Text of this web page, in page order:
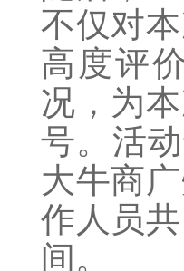
不仅对
高度评
况，为
号。活
大牛商
作人员
间。